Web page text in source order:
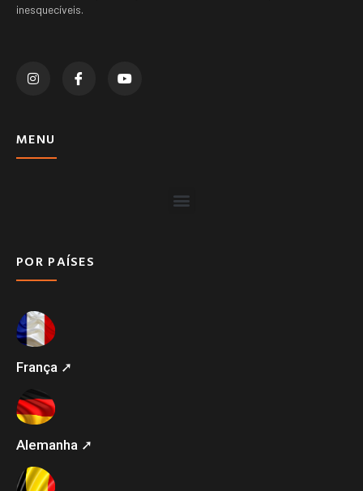
inesquecíveis.
MENU
POR PAÍSES
França ➚
Alemanha ➚